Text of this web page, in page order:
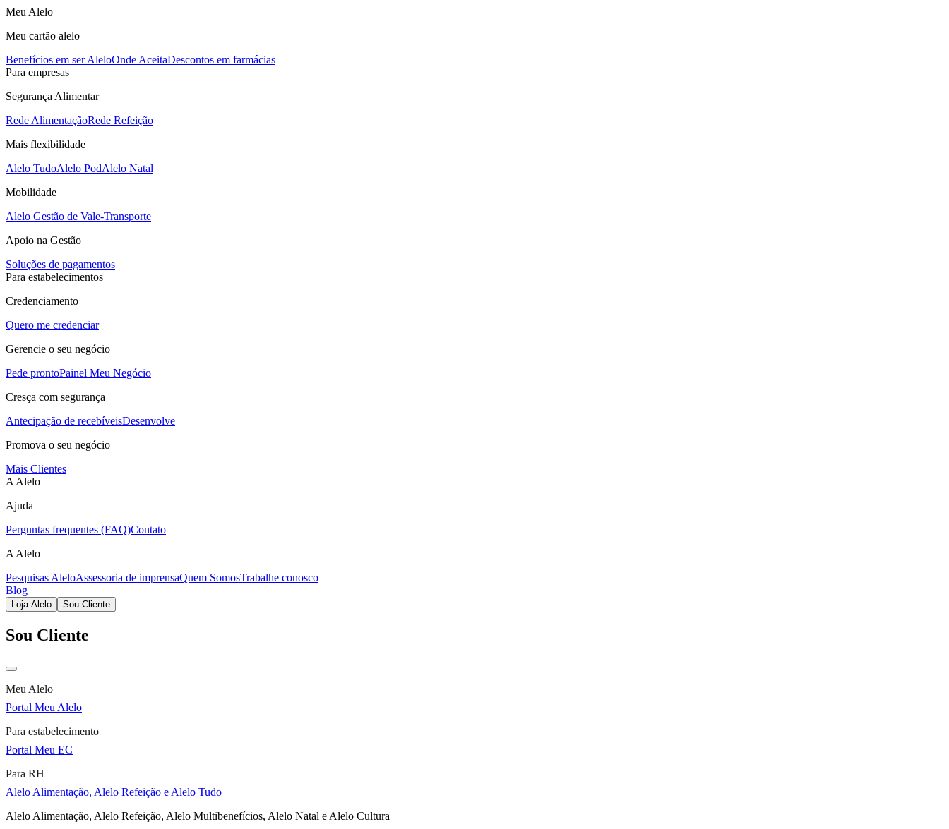
Meu Alelo
Meu cartão alelo
Benefícios em ser AleloOnde AceitaDescontos em farmácias
Para empresas
Segurança Alimentar
Rede AlimentaçãoRede Refeição
Mais flexibilidade
Alelo TudoAlelo PodAlelo Natal
Mobilidade
Alelo Gestão de Vale-Transporte
Apoio na Gestão
Soluções de pagamentos
Para estabelecimentos
Credenciamento
Quero me credenciar
Gerencie o seu negócio
Pede prontoPainel Meu Negócio
Cresça com segurança
Antecipação de recebíveisDesenvolve
Promova o seu negócio
Mais Clientes
A Alelo
Ajuda
Perguntas frequentes (FAQ)Contato
A Alelo
Pesquisas AleloAssessoria de imprensaQuem SomosTrabalhe conosco
Blog
Loja Alelo Sou Cliente
Sou Cliente
Meu Alelo
Portal Meu Alelo
Para estabelecimento
Portal Meu EC
Para RH
Alelo Alimentação, Alelo Refeição e Alelo Tudo
Alelo Alimentação, Alelo Refeição, Alelo Multibenefícios, Alelo Natal e Alelo Cultura